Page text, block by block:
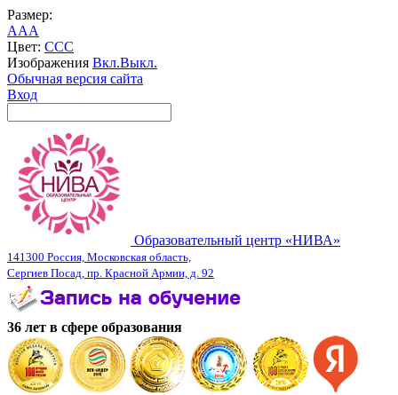
Размер:
AAA
Цвет: CCC
Изображения Вкл.Выкл.
Обычная версия сайта
Вход
Образовательный центр «НИВА»
141300 Россия, Московская область,
Сергиев Посад, пр. Красной Армии, д. 92
36 лет в сфере образования